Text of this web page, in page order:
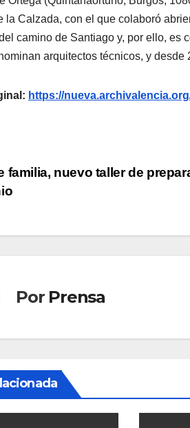
la Calzada, con el que colaboró
camino de Santiago y, por ello, es
arquitectos técnicos, y
https://
familia, nuevo taller de
Por Prensa